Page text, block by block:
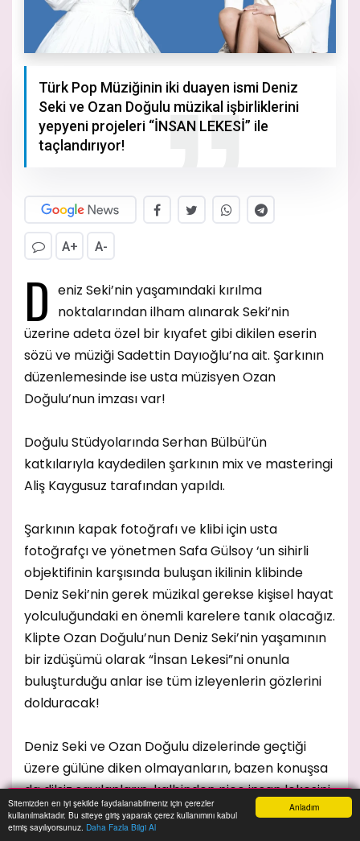
Anladım
Sitemizden en iyi şekilde faydalanabilmeniz için çerezler
kullanılmaktadır. Bu siteye giriş yaparak çerez kullanımını kabul
etmiş sayılıyorsunuz. Daha Fazla Bilgi Al
Türk Pop Müziğinin iki duayen ismi Deniz
Seki ve Ozan Doğulu müzikal işbirliklerini
yepyeni projeleri “İNSAN LEKESİ” ile
taçlandırıyor!
A+ A-
D eniz Seki’nin yaşamındaki kırılma
noktalarından ilham alınarak Seki’nin
üzerine adeta özel bir kıyafet gibi dikilen eserin
sözü ve müziği Sadettin Dayıoğlu’na ait. Şarkının
düzenlemesinde ise usta müzisyen Ozan
Doğulu’nun imzası var!
Doğulu Stüdyolarında Serhan Bülbül’ün
katkılarıyla kaydedilen şarkının mix ve masteringi
Aliş Kaygusuz tarafından yapıldı.
Şarkının kapak fotoğrafı ve klibi için usta
fotoğrafçı ve yönetmen Safa Gülsoy ‘un sihirli
objektifinin karşısında buluşan ikilinin klibinde
Deniz Seki’nin gerek müzikal gerekse kişisel hayat
yolculuğundaki en önemli karelere tanık olacağız.
Klipte Ozan Doğulu’nun Deniz Seki’nin yaşamının
bir izdüşümü olarak “İnsan Lekesi”ni onunla
buluşturduğu anlar ise tüm izleyenlerin gözlerini
dolduracak!
Deniz Seki ve Ozan Doğulu dizelerinde geçtiği
üzere gülüne diken olmayanların, bazen konuşsa
da dilsiz sayılanların, kalbinden nice insan lekesini
çıkaramayanların isyanı olan yepyeni şarkılarıyla
sevenlerinin gönlünde bir kez daha taht kurarak
Anasayfa Yazarlar Haber Ara İhbar Hattı Menu